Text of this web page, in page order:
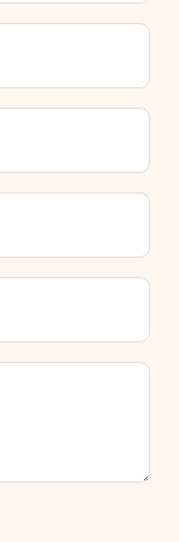
unseren
Vorauskasse
Paypal,
einer
des
nicht
nicht
oder